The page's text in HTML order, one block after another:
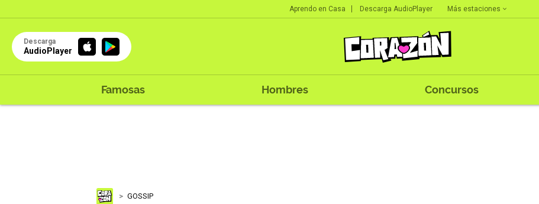
Aprendo en Casa Descarga AudioPlayer Más estaciones
Descarga
AudioPlayer
Famosas Hombres Concursos
GOSSIP